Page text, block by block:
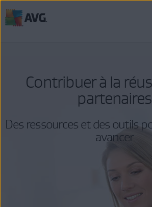
Contribuer à la
partenaires
Des ressources et des outils
avancer